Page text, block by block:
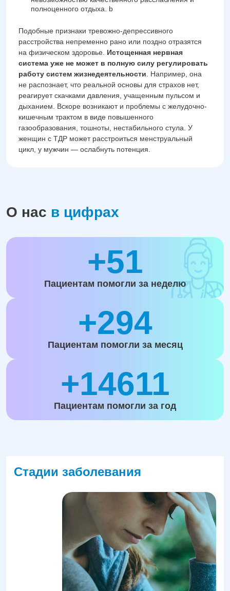
полноценного отдыха. b
Подобные признаки тревожно-депрессивного
расстройства непременно рано или поздно отразятся
на физическом здоровье. Истощенная нервная
система уже не может в полную силу регулировать
работу систем жизнедеятельности . Например, она
не распознает, что реальной основы для страхов нет,
реагирует скачками давления, учащенным пульсом и
дыханием. Вскоре возникают и проблемы с желудочно-
кишечным трактом в виде повышенного
газообразования, тошноты, нестабильного стула. У
женщин с ТДР может расстроиться менструальный
цикл, у мужчин — ослабнуть потенция.
О нас в цифрах
+51
Пациентам помогли за неделю
+294
Пациентам помогли за месяц
+14611
Пациентам помогли за год
Стадии заболевания